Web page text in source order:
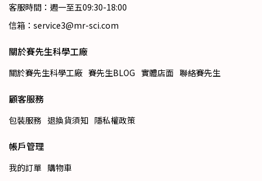
客服時間：週一至五09:30-18:00
信箱：service3@mr-sci.com
關於賽先生科學工廠
關於賽先生科學工廠 賽先生BLOG 實體店面 聯絡賽先生
顧客服務
包裝服務 退換貨須知 隱私權政策
帳戶管理
我的訂單 購物車